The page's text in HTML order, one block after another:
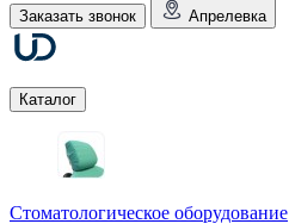
Заказать звонок Апрелевка
Каталог
Стоматологическое оборудование